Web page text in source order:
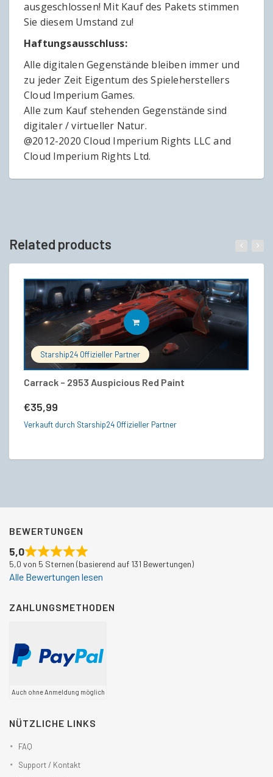
ausgeschlossen! Mit Kauf des Pakets stimmen
Sie diesem Umstand zu!
Haftungsausschluss:
Alle digitalen Gegenstände bleiben immer und
zu jeder Zeit Eigentum des Spieleherstellers
Cloud Imperium Games.
Alle zum Kauf stehenden Gegenstände sind
digitaler / virtueller Natur.
@2012-2020 Cloud Imperium Rights LLC and
Cloud Imperium Rights Ltd.
Related products
Starship24 Offizieller Partner
Carrack – 2953 Auspicious Red Paint
€35,99
IN DEN WARENKORB
Verkauft durch Starship24 Offizieller Partner
BEWERTUNGEN
5,0
5,0 von 5 Sternen (basierend auf 131 Bewertungen)
Alle Bewertungen lesen
ZAHLUNGSMETHODEN
Auch ohne Anmeldung möglich
NÜTZLICHE LINKS
FAQ
Support / Kontakt